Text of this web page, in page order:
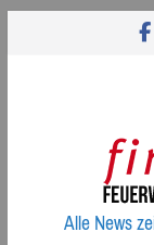
Alle News